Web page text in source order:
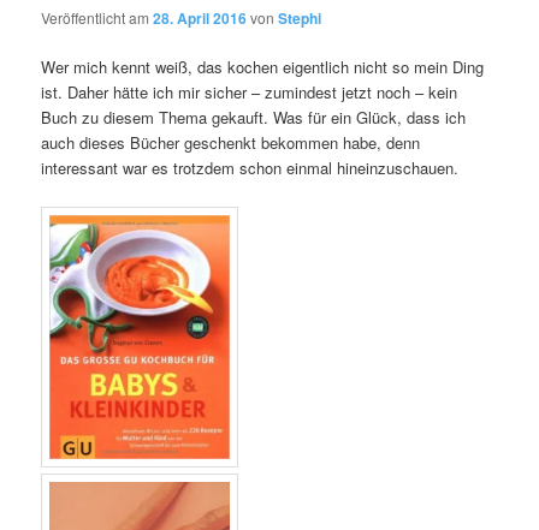
Veröffentlicht am28. April 2016vonStephi
Wer mich kennt weiß, das kochen eigentlich nicht so mein Ding
ist. Daher hätte ich mir sicher – zumindest jetzt noch – kein
Buch zu diesem Thema gekauft. Was für ein Glück, dass ich
auch dieses Bücher geschenkt bekommen habe, denn
interessant war es trotzdem schon einmal hineinzuschauen.